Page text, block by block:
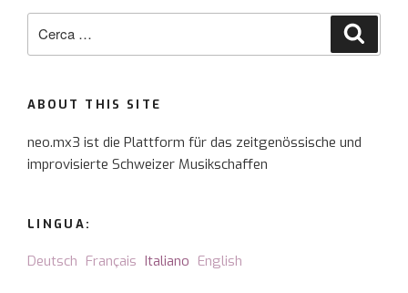
ABOUT THIS SITE
neo.mx3 ist die Plattform für das zeitgenössische und
improvisierte Schweizer Musikschaffen
LINGUA:
Deutsch Français Italiano English